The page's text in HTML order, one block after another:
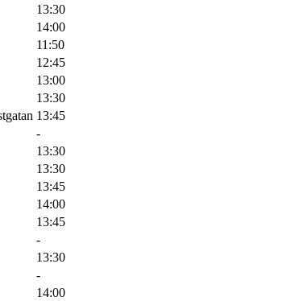
13:30
14:00
11:50
12:45
13:00
13:30
13:45
-
13:30
13:30
13:45
14:00
13:45
-
13:30
-
14:00